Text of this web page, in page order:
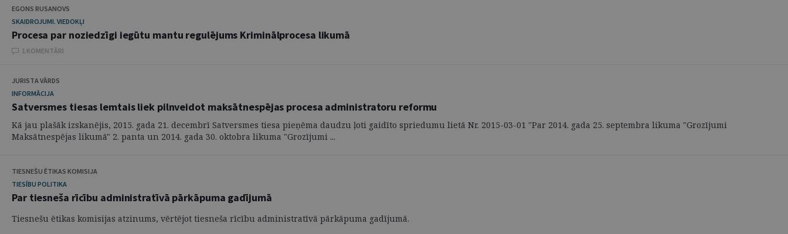
EGONS RUSANOVS
SKAIDROJUMI. VIEDOKĻI
Procesa par noziedzīgi iegūtu mantu regulējums Kriminālprocesa likumā
1 KOMENTĀRI
JURISTA VĀRDS
INFORMĀCIJA
Satversmes tiesas lemtais liek pilnveidot maksātnespējas procesa administratoru reformu
Kā jau plašāk izskanējis, 2015. gada 21. decembrī Satversmes tiesa pieņēma daudzu ļoti gaidīto spriedumu lietā Nr. 2015-03-01 "Par 2014. gada 25. septembra likuma "Grozījumi
Maksātnespējas likumā" 2. panta un 2014. gada 30. oktobra likuma "Grozījumi ...
TIESNEŠU ĒTIKAS KOMISIJA
TIESĪBU POLITIKA
Par tiesneša rīcību administratīvā pārkāpuma gadījumā
Tiesnešu ētikas komisijas atzinums, vērtējot tiesneša rīcību administratīvā pārkāpuma gadījumā.